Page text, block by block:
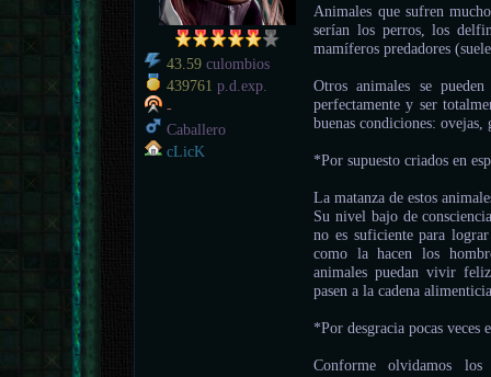
43.59 culombios
439761 p.d.exp.
-
Caballero
cLicK
Animales que sufren
serían los perros, los
mamíferos predadores
Otros animales se
perfectamente y ser
buenas condiciones:
*Por supuesto criados en
La matanza de estos
Su nivel bajo de
no es suficiente para
como la hacen los
animales puedan vivir
pasen a la cadena
*Por desgracia pocas veces
Conforme olvidamos